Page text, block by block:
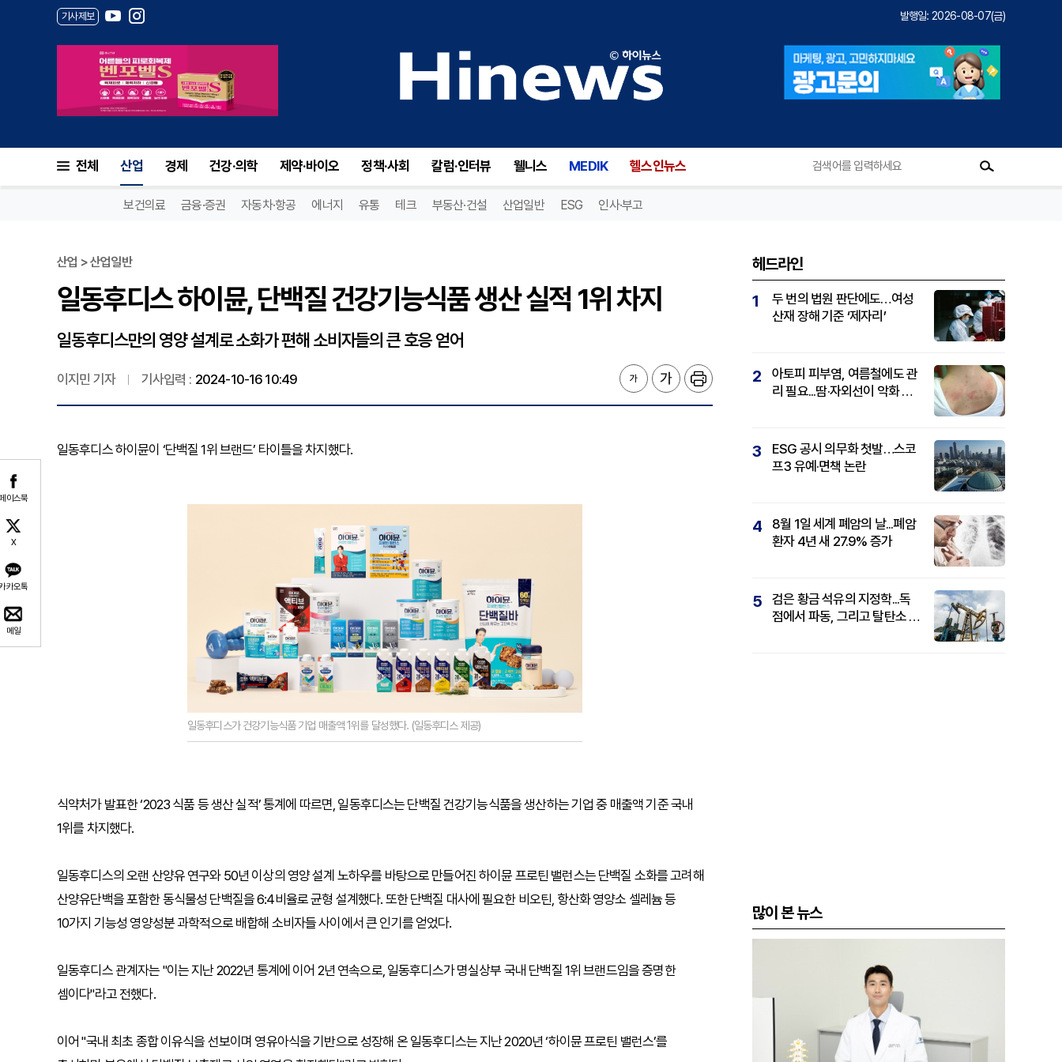
기사제보 발행일: 2026-08-07(금)
전체 산업 경제 건강·의학 제약·바이오 정책·사회 칼럼·인터뷰 웰니스 MEDIK 헬스인뉴스
보건의료 금융·증권 자동차·항공 에너지 유통 테크 부동산·건설 산업일반 ESG 인사·부고
이스북
X
카오톡
메일
산업 > 산업일반
일동후디스 하이뮨, 단백질 건강기능식품 생산 실적 1위 차지
일동후디스만의 영양 설계로 소화가 편해 소비자들의 큰 호응 얻어
이지민 기자 기사입력 : 2024-10-16 10:49
일동후디스 하이뮨이 ‘단백질 1위 브랜드’ 타이틀을 차지했다.
일동후디스가 건강기능식품 기업 매출액 1위를 달성했다. (일동후디스 제공)
식약처가 발표한 ‘2023 식품 등 생산 실적’ 통계에 따르면, 일동후디스는 단백질 건강기능식품을 생산하는 기업 중 매출액 기준 국내
1위를 차지했다.
일동후디스의 오랜 산양유 연구와 50년 이상의 영양 설계 노하우를 바탕으로 만들어진 하이뮨 프로틴 밸런스는 단백질 소화를 고려해
산양유단백을 포함한 동식물성 단백질을 6:4비율로 균형 설계했다. 또한 단백질 대사에 필요한 비오틴, 항산화 영양소 셀레늄 등
10가지 기능성 영양성분 과학적으로 배합해 소비자들 사이에서 큰 인기를 얻었다.
일동후디스 관계자는 "이는 지난 2022년 통계에 이어 2년 연속으로, 일동후디스가 명실상부 국내 단백질 1위 브랜드임을 증명한
셈이다"라고 전했다.
이어 "국내 최초 종합 이유식을 선보이며 영유아식을 기반으로 성장해 온 일동후디스는 지난 2020년 ‘하이뮨 프로틴 밸런스’를
헤드라인
1
두 번의 법원 판단에도…여성
산재 장해 기준 ‘제자리’
2
아토피 피부염, 여름철에도 관
리 필요...땀·자외선이 악화 요
3
ESG 공시 의무화 첫발…스코
프3 유예·면책 논란
4
8월 1일 세계 폐암의 날...폐암
환자 4년 새 27.9% 증가
5
검은 황금 석유의 지정학...독
점에서 파동, 그리고 탈탄소 패
많이 본 뉴스